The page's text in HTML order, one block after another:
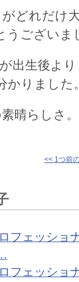
どれだけ
うございま
出生後よ
かりました
晴らしさ。
<< 1つ前
フェッショ
フェッショ